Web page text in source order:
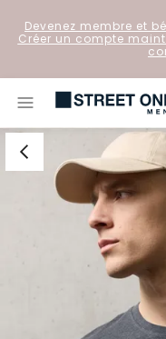
Devenez membre et
Créer un compte